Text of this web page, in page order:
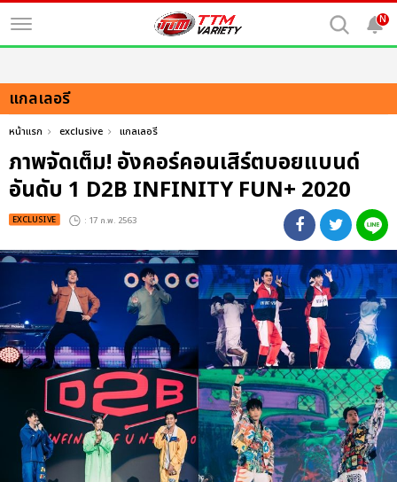
N
แกลเลอรี
หน้าแรก exclusive แกลเลอรี
ภาพจัดเต็ม! อังคอร์คอนเสิร์ตบอยแบนด์
อันดับ 1 D2B INFINITY FUN+ 2020
EXCLUSIVE : 17 ก.พ. 2563